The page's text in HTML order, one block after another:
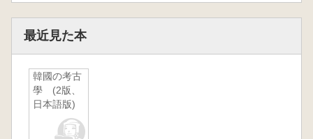
最近見た本
韓國の考古
學 (2版、
日本語版)